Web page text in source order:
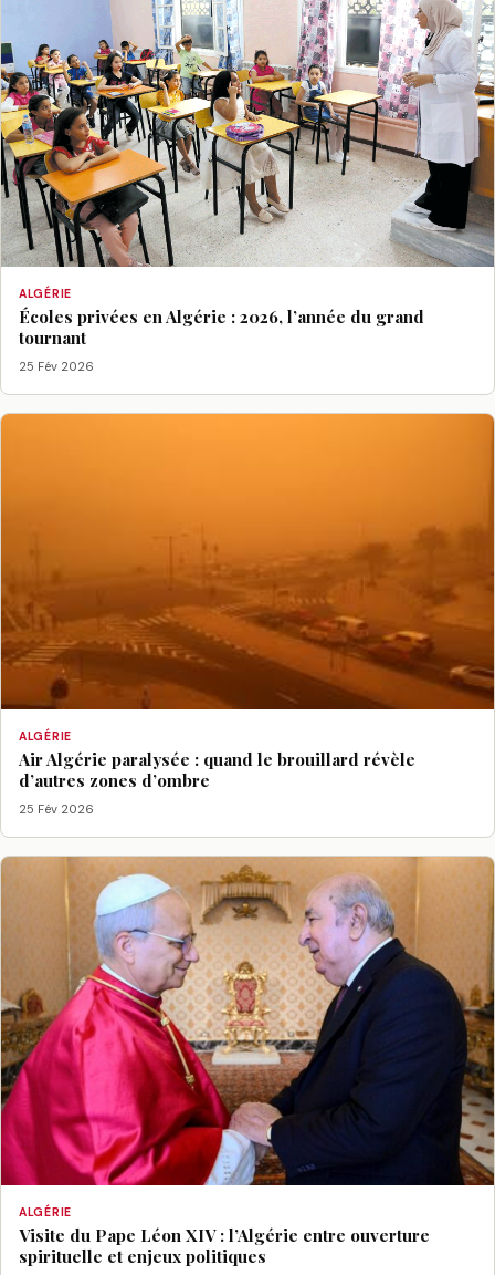
ALGÉRIE
Écoles privées en Algérie : 2026, l’année du grand
tournant
25 Fév 2026
ALGÉRIE
Air Algérie paralysée : quand le brouillard révèle
d’autres zones d’ombre
25 Fév 2026
ALGÉRIE
Visite du Pape Léon XIV : l’Algérie entre ouverture
spirituelle et enjeux politiques